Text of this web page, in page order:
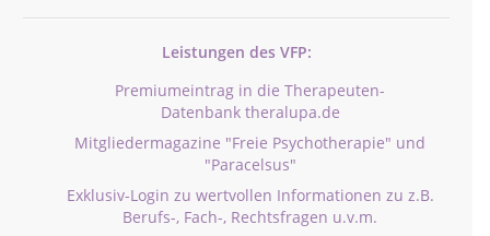
Leistungen des VFP:
Premiumeintrag in die Therapeuten-
Datenbank theralupa.de
Mitgliedermagazine "Freie Psychotherapie" und
"Paracelsus"
Exklusiv-Login zu wertvollen Informationen zu z.B.
Berufs-, Fach-, Rechtsfragen u.v.m.